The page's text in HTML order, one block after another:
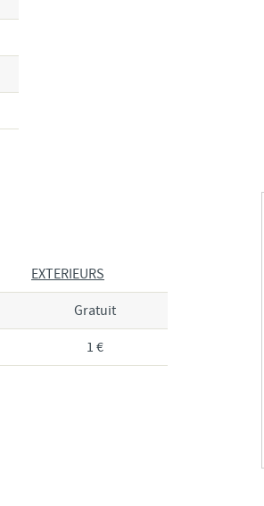
EXTERIEURS
Gratuit
1 €